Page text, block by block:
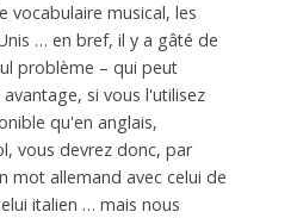
vocabulaire musical, les
… en bref, il y a gâté de
problème – qui peut
si vous l'utilisez
qu'en anglais,
vous devrez donc, par
mot allemand avec celui de
italien … mais nous